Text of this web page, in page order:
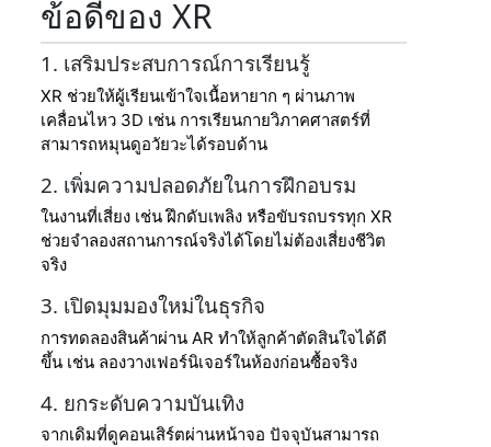
ข้อดีของ XR
1. เสริมประสบการณ์การเรียนรู้
XR ช่วยให้ผู้เรียนเข้าใจเนื้อหายาก ๆ ผ่านภาพ
เคลื่อนไหว 3D เช่น การเรียนกายวิภาคศาสตร์ที่
สามารถหมุนดูอวัยวะได้รอบด้าน
2. เพิ่มความปลอดภัยในการฝึกอบรม
ในงานที่เสี่ยง เช่น ฝึกดับเพลิง หรือขับรถบรรทุก XR
ช่วยจำลองสถานการณ์จริงได้โดยไม่ต้องเสี่ยงชีวิต
จริง
3. เปิดมุมมองใหม่ในธุรกิจ
การทดลองสินค้าผ่าน AR ทำให้ลูกค้าตัดสินใจได้ดี
ขึ้น เช่น ลองวางเฟอร์นิเจอร์ในห้องก่อนซื้อจริง
4. ยกระดับความบันเทิง
จากเดิมที่ดูคอนเสิร์ตผ่านหน้าจอ ปัจจุบันสามารถ